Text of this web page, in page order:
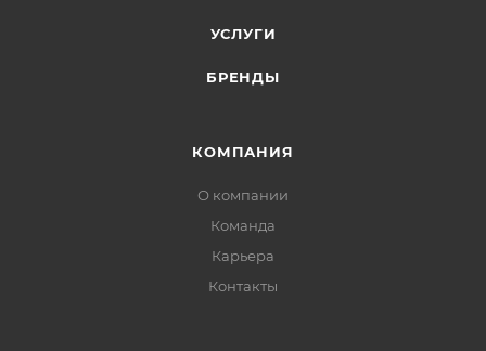
УСЛУГИ
БРЕНДЫ
КОМПАНИЯ
О компании
Команда
Карьера
Контакты